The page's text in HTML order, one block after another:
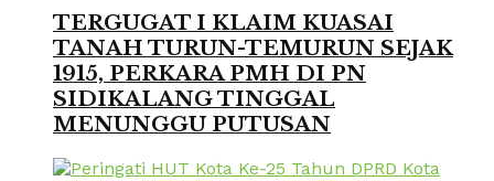
TERGUGAT I KLAIM KUASAI
TANAH TURUN-TEMURUN SEJAK
1915, PERKARA PMH DI PN
SIDIKALANG TINGGAL
MENUNGGU PUTUSAN